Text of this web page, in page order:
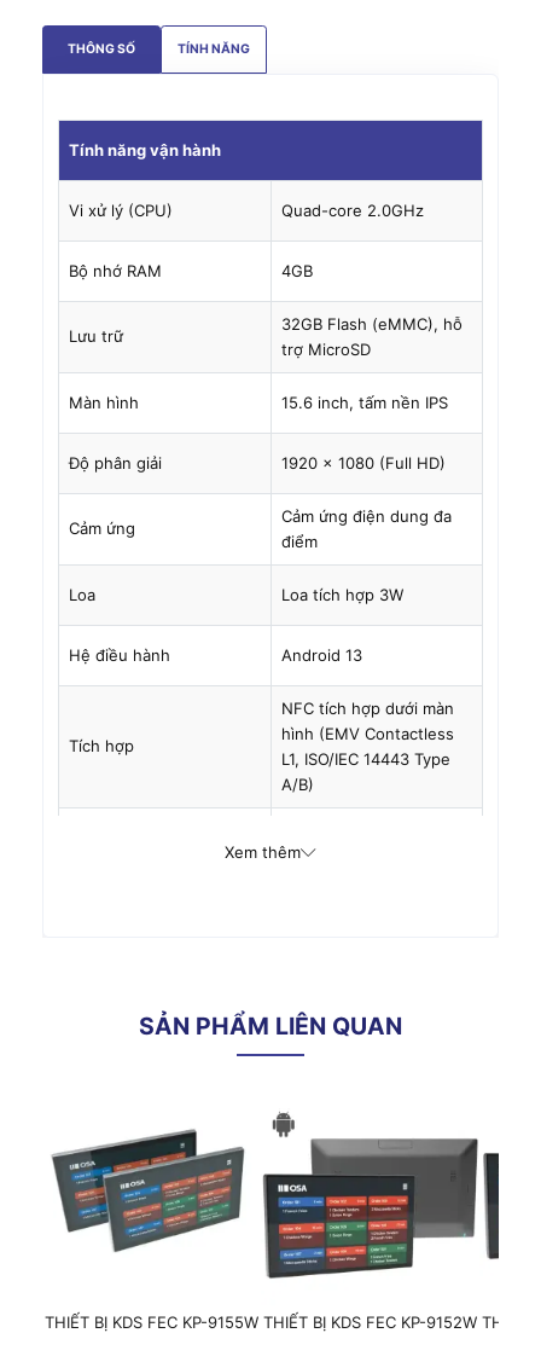
THÔNG SỐ TÍNH NĂNG
Tính năng vận hành
Vi xử lý (CPU) Quad-core 2.0GHz
Bộ nhớ RAM 4GB
Lưu trữ
32GB Flash (eMMC), hỗ
trợ MicroSD
Màn hình 15.6 inch, tấm nền IPS
Độ phân giải 1920 x 1080 (Full HD)
Cảm ứng
Cảm ứng điện dung đa
điểm
Loa Loa tích hợp 3W
Hệ điều hành Android 13
Tích hợp
NFC tích hợp dưới màn
hình (EMV Contactless
L1, ISO/IEC 14443 Type
A/B)
nguồn qua LAN (POE -
Kết nối & Giao tiếp
1000Mbps)
Wi-Fi / Bluetooth
Wi-Fi 802.11 a/b/g/n
(2.4GHz & 5GHz),
Bluetooth 5.0 (BLE)
1 x USB Type-C, 4 x USB
Type-A 2.0
Cổng COM (RS232) 1 x RJ22 Serial
Xem thêm
SẢN PHẨM LIÊN QUAN
THIẾT BỊ KDS FEC KP-9155W THIẾT BỊ KDS FEC KP-9152W THIẾT